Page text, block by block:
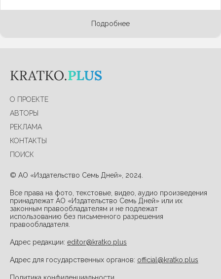
Подробнее
О ПРОЕКТЕ
АВТОРЫ
РЕКЛАМА
КОНТАКТЫ
ПОИСК
© АО «Издательство Семь Дней», 2024.
Все права на фото, текстовые, видео, аудио произведения
принадлежат АО «Издательство Семь Дней» или их
законным правообладателям и не подлежат
использованию без письменного разрешения
правообладателя.
Адрес редакции: editor@kratko.plus
Адрес для государственных органов: official@kratko.plus